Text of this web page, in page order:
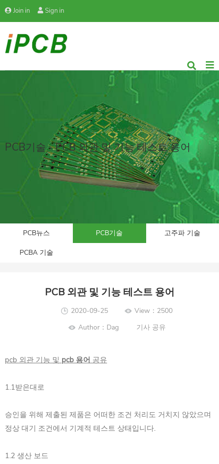
Join in Sign in
PCB기술 - PCB 외관 및 기능 테스트 용어
PCB뉴스 PCB기술 고주파 기술
PCBA 기술
PCB 외관 및 기능 테스트 용어
2020-09-25
View：2500
Author：Dag 기사 공유
pcb 외관 기능 및 pcb 용어 공유
1.1받은대로
승인을 위해 제출된 제품은 어떠한 조건 처리도 거치지 않았으며
정상 대기 조건에서 기계적 테스트 상태입니다.
1.2 생산 보드